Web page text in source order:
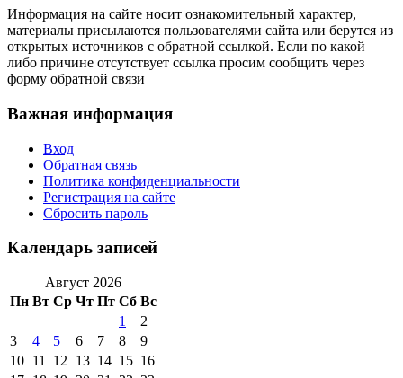
Информация на сайте носит ознакомительный характер,
материалы присылаются пользователями сайта или берутся из
открытых источников с обратной ссылкой. Если по какой
либо причине отсутствует ссылка просим сообщить через
форму обратной связи
Важная информация
Вход
Обратная связь
Политика конфиденциальности
Регистрация на сайте
Сбросить пароль
Календарь записей
Август 2026
Пн Вт Ср Чт Пт Сб Вс
1
2
3
4 5 6 7 8
9
10 11 12 13 14 15 16